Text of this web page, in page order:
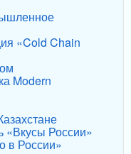
«Cold Chain
Modern
«Вкусы России»
в России»